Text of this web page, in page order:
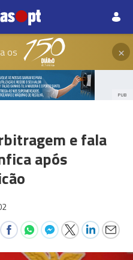
os ×
PUB
e fala
após